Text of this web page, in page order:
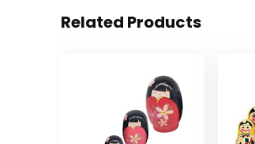
Related Products